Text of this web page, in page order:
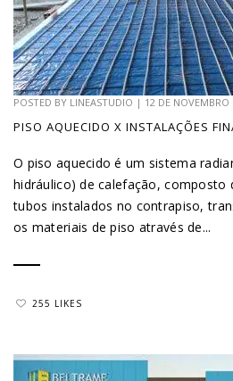
POSTED BY LINEASTUDIO | 12 DE NOVEMBRO
PISO AQUECIDO X INSTALAÇÕES
O piso aquecido é um sistema
hidráulico) de calefação, composto
tubos instalados no contrapiso,
os materiais de piso através de...
255 LIKES